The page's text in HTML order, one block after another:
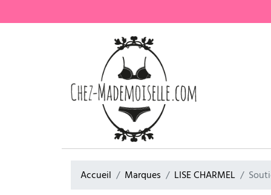
Accueil Marques LISE CHARMEL